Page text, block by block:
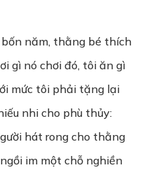
bốn năm, thằng bé thích
gì nó chơi đó, tôi ăn gì
mức tôi phải tặng lại
nhi cho phù thủy:
hát rong cho thằng
im một chỗ nghiền